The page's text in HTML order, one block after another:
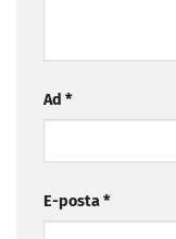
Ad *
E-posta*